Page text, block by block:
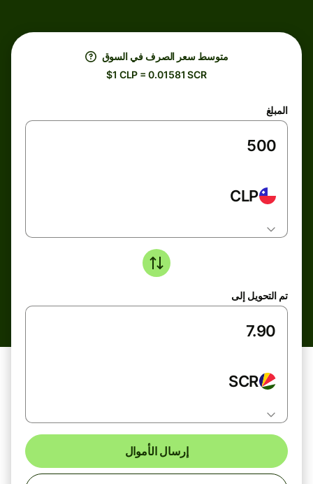
متوسط ​​سعر الصرف في السوق
$1 CLP = 0.01581 SCR
المبلغ
CLP
تم التحويل إلى
SCR
إرسال الأموال